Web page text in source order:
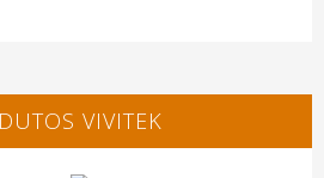
VIVITEK